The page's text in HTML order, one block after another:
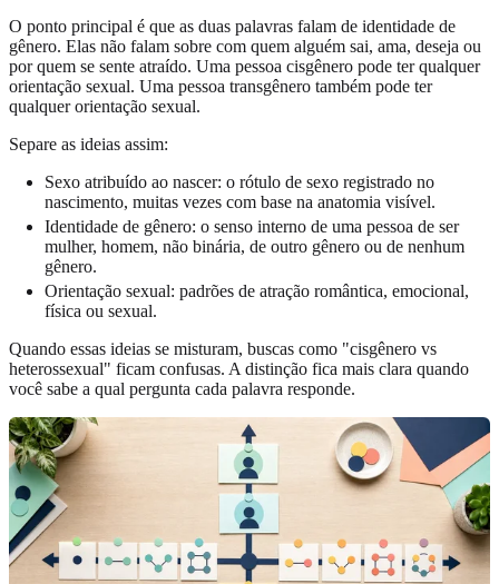
O ponto principal é que as duas palavras falam de identidade de
gênero. Elas não falam sobre com quem alguém sai, ama, deseja ou
por quem se sente atraído. Uma pessoa cisgênero pode ter qualquer
orientação sexual. Uma pessoa transgênero também pode ter
qualquer orientação sexual.
Separe as ideias assim:
Sexo atribuído ao nascer: o rótulo de sexo registrado no
nascimento, muitas vezes com base na anatomia visível.
Identidade de gênero: o senso interno de uma pessoa de ser
mulher, homem, não binária, de outro gênero ou de nenhum
gênero.
Orientação sexual: padrões de atração romântica, emocional,
física ou sexual.
Quando essas ideias se misturam, buscas como "cisgênero vs
heterossexual" ficam confusas. A distinção fica mais clara quando
você sabe a qual pergunta cada palavra responde.